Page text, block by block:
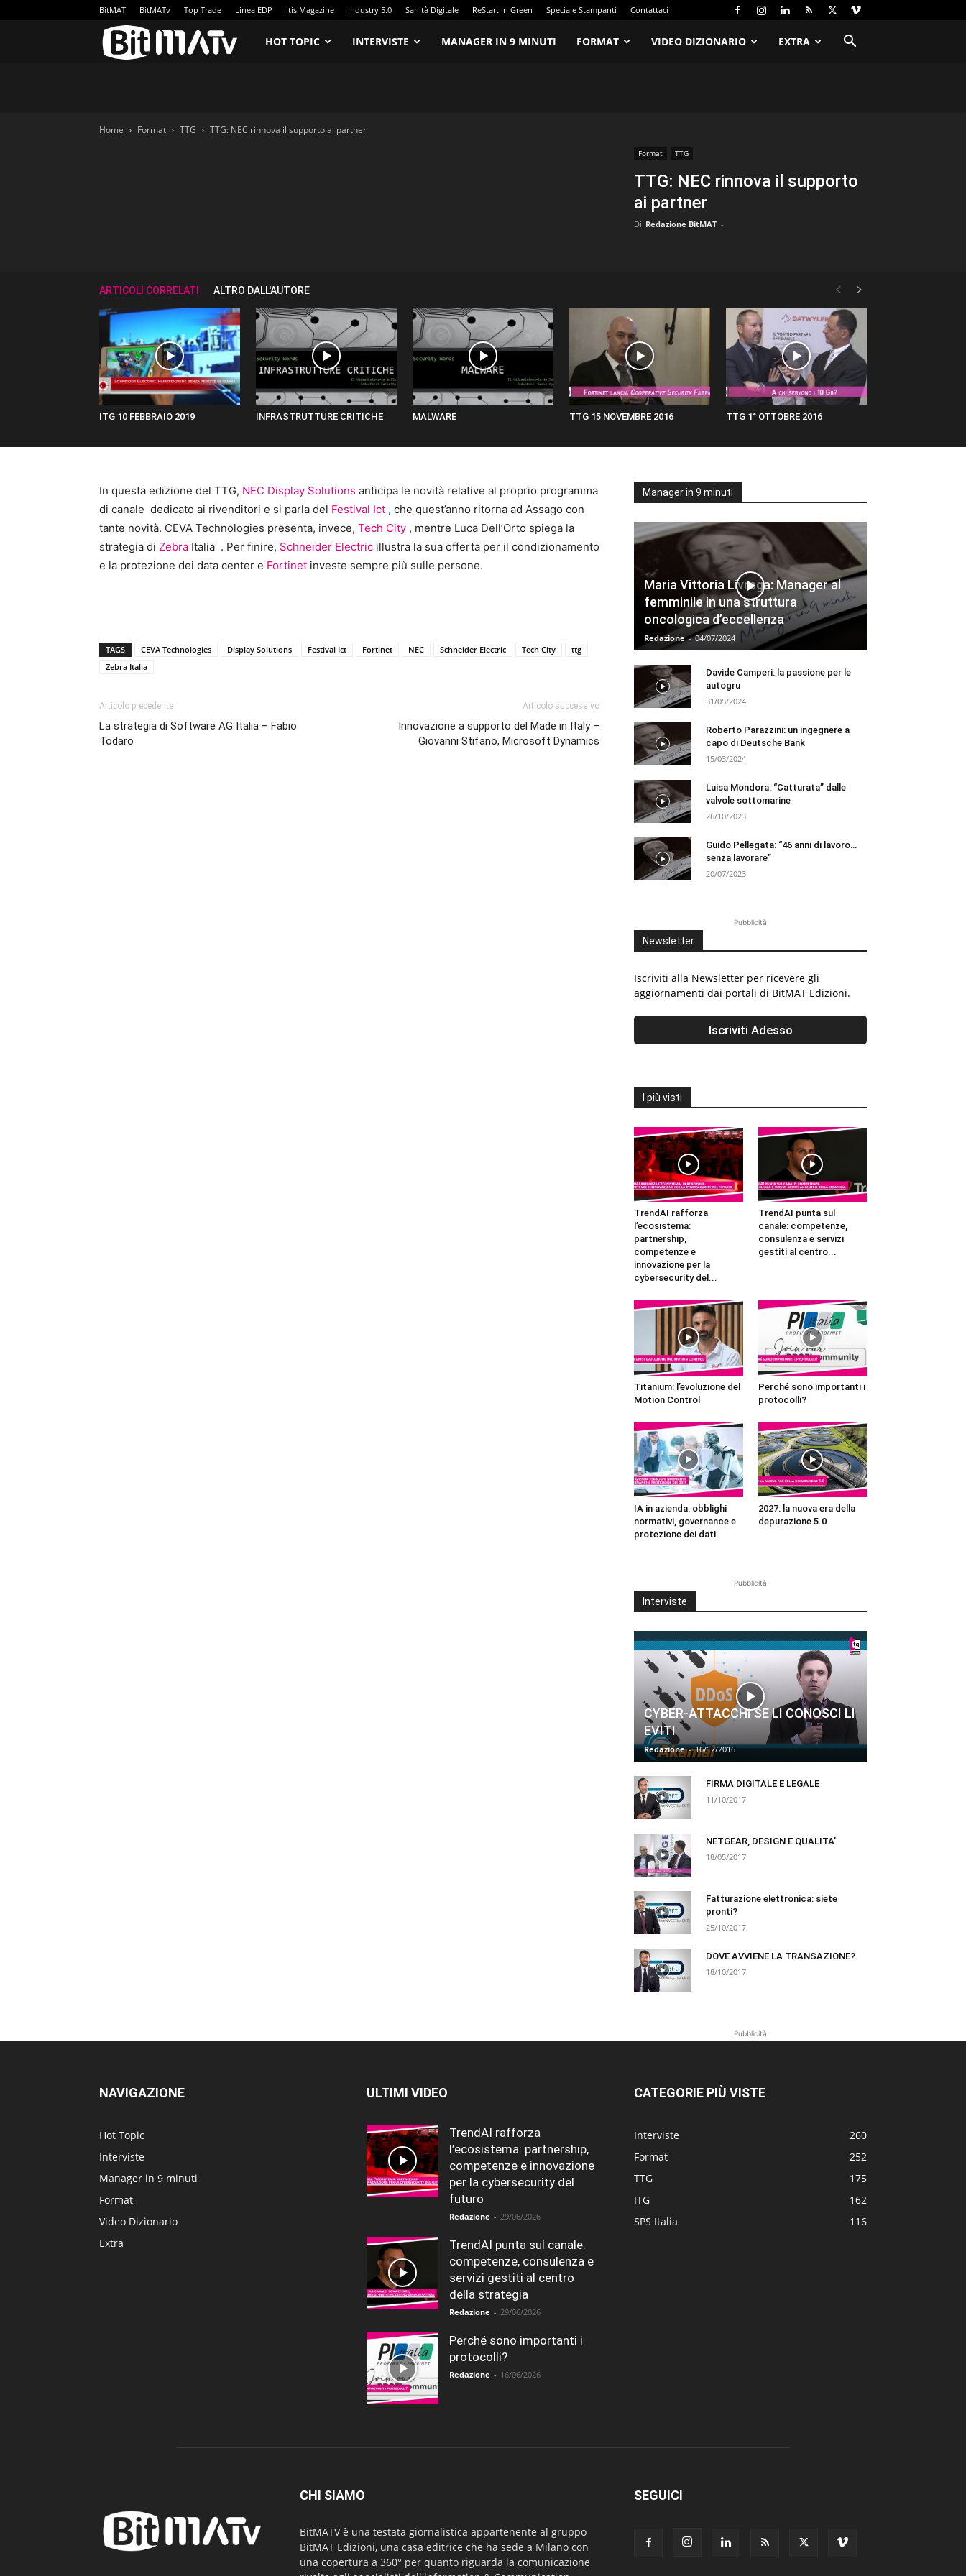
BitMAT BitMATv Top Trade Linea EDP Itis Magazine Industry 5.0 Sanità Digitale ReStart in Green Speciale Stampanti Contattaci
BitMATv
HOT TOPIC INTERVISTE MANAGER IN 9 MINUTI FORMAT VIDEO DIZIONARIO EXTRA
Home Format TTG TTG: NEC rinnova il supporto ai partner
Format TTG
TTG: NEC rinnova il supporto
ai partner
Di Redazione BitMAT -
ARTICOLI CORRELATI ALTRO DALL'AUTORE
ITG 10 FEBBRAIO 2019 INFRASTRUTTURE CRITICHE MALWARE TTG 15 NOVEMBRE 2016 TTG 1° OTTOBRE 2016
In questa edizione del TTG, NEC Display Solutions anticipa le novità relative al proprio programma
di canale dedicato ai rivenditori e si parla del Festival Ict , che quest’anno ritorna ad Assago con
tante novità. CEVA Technologies presenta, invece, Tech City , mentre Luca Dell’Orto spiega la
strategia di Zebra Italia . Per finire, Schneider Electric illustra la sua offerta per il condizionamento
e la protezione dei data center e Fortinet investe sempre più sulle persone.
TAGS CEVA Technologies Display Solutions Festival Ict Fortinet NEC Schneider Electric Tech City
ttg
Zebra Italia
Articolo precedente
La strategia di Software AG Italia – Fabio
Todaro
Articolo successivo
Innovazione a supporto del Made in Italy –
Giovanni Stifano, Microsoft Dynamics
Manager in 9 minuti
Maria Vittoria Livraga: Manager al
femminile in una struttura
oncologica d’eccellenza
Redazione - 04/07/2024
Davide Camperi: la passione per le
autogru
31/05/2024
Roberto Parazzini: un ingegnere a
capo di Deutsche Bank
15/03/2024
Luisa Mondora: “Catturata” dalle
valvole sottomarine
26/10/2023
Guido Pellegata: “46 anni di lavoro…
senza lavorare”
20/07/2023
Pubblicità
Newsletter
Iscriviti alla Newsletter per ricevere gli
aggiornamenti dai portali di BitMAT Edizioni.
I più visti
TrendAI rafforza
l’ecosistema:
partnership,
competenze e
innovazione per la
cybersecurity del...
TrendAI punta sul
canale: competenze,
consulenza e servizi
gestiti al centro...
Titanium: l’evoluzione del
Motion Control
Perché sono importanti i
protocolli?
IA in azienda: obblighi
normativi, governance e
protezione dei dati
2027: la nuova era della
depurazione 5.0
Pubblicità
Interviste
CYBER-ATTACCHI SE LI CONOSCI LI
EVITI
Redazione - 16/12/2016
FIRMA DIGITALE E LEGALE
11/10/2017
NETGEAR, DESIGN E QUALITA’
18/05/2017
Fatturazione elettronica: siete
pronti?
25/10/2017
DOVE AVVIENE LA TRANSAZIONE?
18/10/2017
Pubblicità
NAVIGAZIONE
Hot Topic
Interviste
Manager in 9 minuti
Format
Video Dizionario
Extra
ULTIMI VIDEO
TrendAI rafforza
l’ecosistema: partnership,
competenze e innovazione
per la cybersecurity del
futuro
Redazione - 29/06/2026
TrendAI punta sul canale:
competenze, consulenza e
servizi gestiti al centro
della strategia
Redazione - 29/06/2026
Perché sono importanti i
protocolli?
Redazione - 16/06/2026
CATEGORIE PIÙ VISTE
Interviste
260
Format
252
TTG
175
ITG
162
SPS Italia
116
CHI SIAMO
BitMATV è una testata giornalistica appartenente al gruppo
BitMAT Edizioni, una casa editrice che ha sede a Milano con
una copertura a 360° per quanto riguarda la comunicazione
SEGUICI